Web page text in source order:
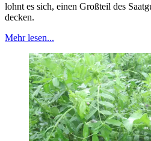
lohnt es sich, einen Großteil des
decken.
Mehr lesen...